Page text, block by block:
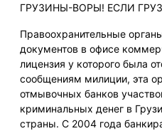
ГРУЗИНЫ-ВОРЫ! ЕСЛИ
Правоохранительные
документов в офисе
лицензия у которого была
сообщениям милиции, эта
отмывочных банков
криминальных денег в
страны. С 2004 года